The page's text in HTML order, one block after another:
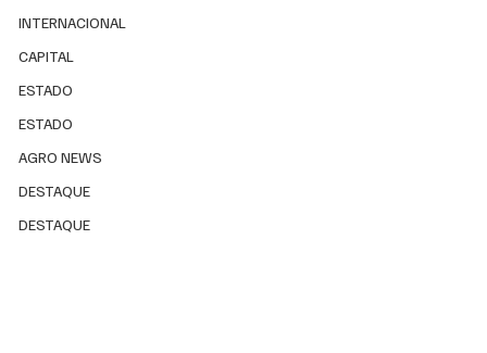
INTERNACIONAL
CAPITAL
ESTADO
ESTADO
AGRO NEWS
DESTAQUE
DESTAQUE